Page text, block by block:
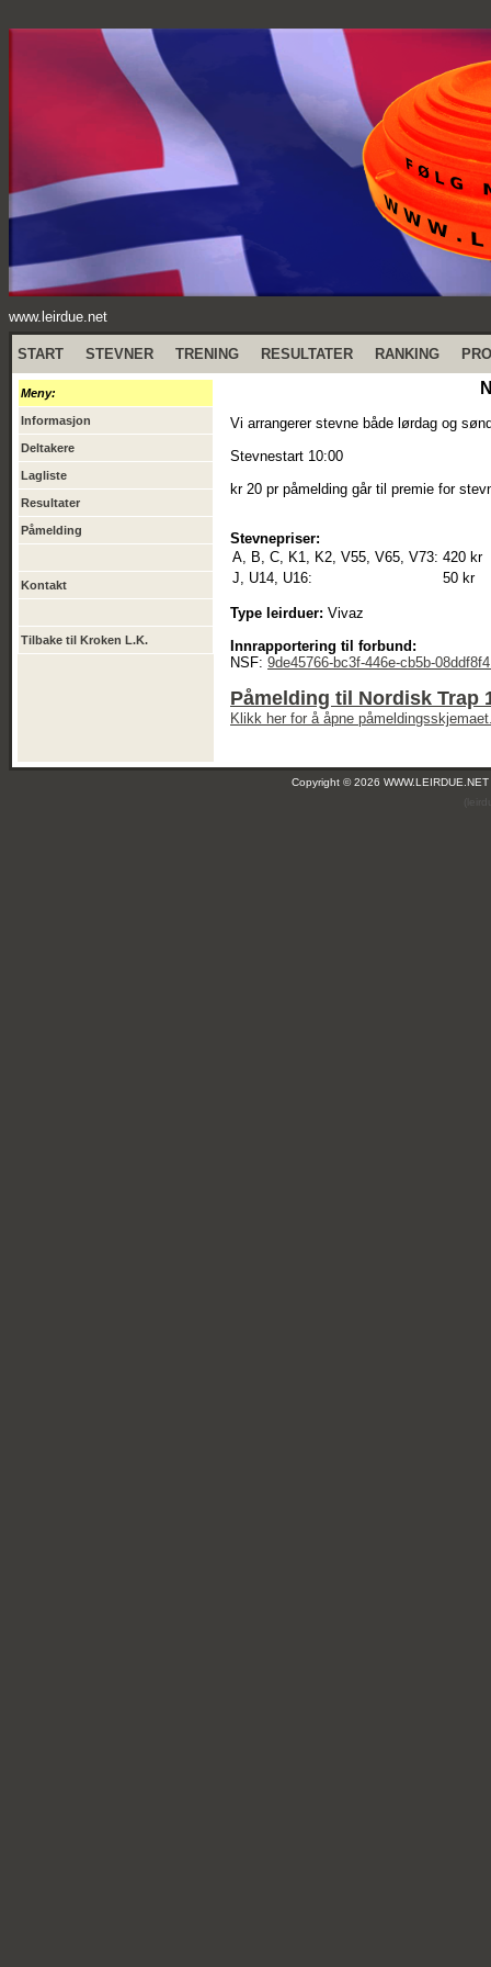
www.leirdue.net
START STEVNER TRENING RESULTATER RANKING
Meny:
Informasjon
Deltakere
Lagliste
Resultater
Påmelding
Kontakt
Tilbake til Kroken L.K.
Vi arrangerer stevne både lørdag og
Stevnestart 10:00
kr 20 pr påmelding går til premie for
Stevnepriser:
A, B, C, K1, K2, V55, V65, V73: 420 kr
J, U14, U16:
50 kr
Type leirduer: Vivaz
Innrapportering til forbund:
NSF: 9de45766-bc3f-446e-cb5b-
Påmelding til Nordisk Trap
Klikk her for å åpne
Copyright © 2026